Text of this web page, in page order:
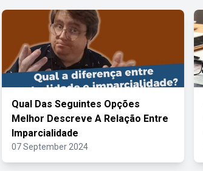
Qual Das Seguintes Opções
Melhor Descreve A Relação Entre
Imparcialidade
07 September 2024